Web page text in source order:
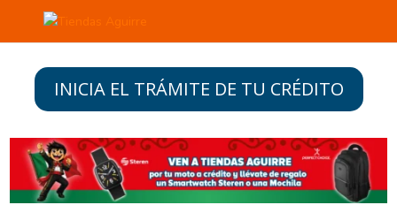
INICIA EL TRÁMITE DE TU CRÉDITO